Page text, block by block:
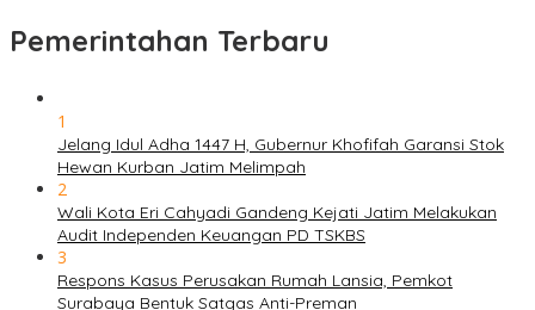
Pemerintahan Terbaru
1
Jelang Idul Adha 1447 H, Gubernur Khofifah Garansi Stok
Hewan Kurban Jatim Melimpah
2
Wali Kota Eri Cahyadi Gandeng Kejati Jatim Melakukan
Audit Independen Keuangan PD TSKBS
3
Respons Kasus Perusakan Rumah Lansia, Pemkot
Surabaya Bentuk Satgas Anti-Preman